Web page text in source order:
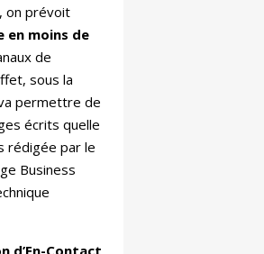
on prévoit
en moins de
de
sous la
permettre de
écrits quelle
rédigée par le
Business